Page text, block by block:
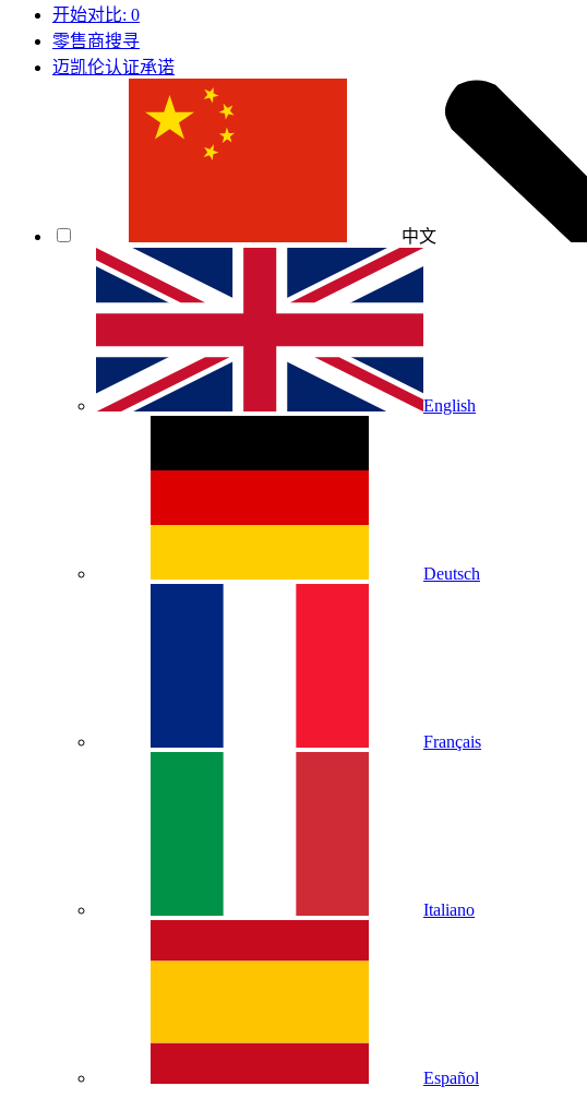
开始对比: 0
零售商搜寻
迈凯伦认证承诺
中文
English
Deutsch
Français
Italiano
Español